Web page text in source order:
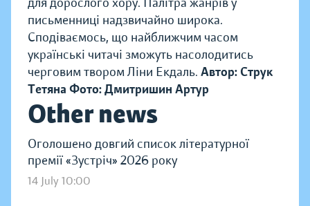
письменниці надзвичайно широка.
Сподіваємось, що найближчим часом
українські читачі зможуть насолодитись
черговим твором Ліни Екдаль. Автор: Струк
Тетяна Фото: Дмитришин Артур
Other news
Оголошено довгий список літературної
премії «Зустріч» 2026 року
14 July 10:00